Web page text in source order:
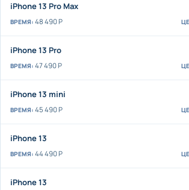
iPhone 13 Pro Max
48 490 Р
iPhone 13 Pro
47 490 Р
iPhone 13 mini
45 490 Р
iPhone 13
44 490 Р
iPhone 13